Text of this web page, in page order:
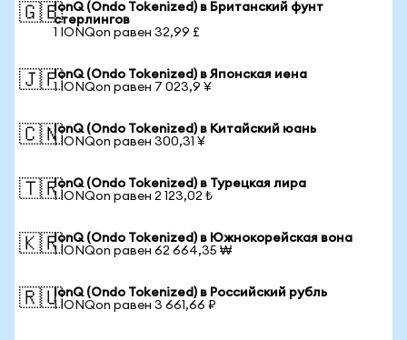
🇬🇧IonQ (Ondo Tokenized) в Британский фунт
стерлингов
1 IONQon равен 32,99 £
🇯🇵IonQ (Ondo Tokenized) в Японская иена
1 IONQon равен 7 023,9 ¥
🇨🇳IonQ (Ondo Tokenized) в Китайский юань
1 IONQon равен 300,31 ¥
🇹🇷IonQ (Ondo Tokenized) в Турецкая лира
1 IONQon равен 2 123,02 ₺
🇰🇷IonQ (Ondo Tokenized) в Южнокорейская вона
1 IONQon равен 62 664,35 ₩
🇷🇺IonQ (Ondo Tokenized) в Российский рубль
1 IONQon равен 3 661,66 ₽